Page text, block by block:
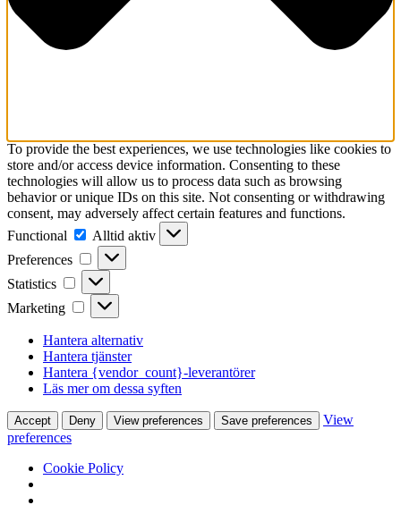
To provide the best experiences, we use technologies like cookies to
store and/or access device information. Consenting to these
technologies will allow us to process data such as browsing
behavior or unique IDs on this site. Not consenting or withdrawing
consent, may adversely affect certain features and functions.
Functional
Functional
Alltid aktiv
Preferences
Preferences
Statistics Statistics
Marketing Marketing
Hantera alternativ
Hantera tjänster
Hantera {vendor_count}-leverantörer
Läs mer om dessa syften
Accept Deny View preferences Save preferences
View
preferences
Cookie Policy